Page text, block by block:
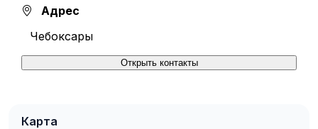
Адрес
Чебоксары
Открыть контакты
Карта